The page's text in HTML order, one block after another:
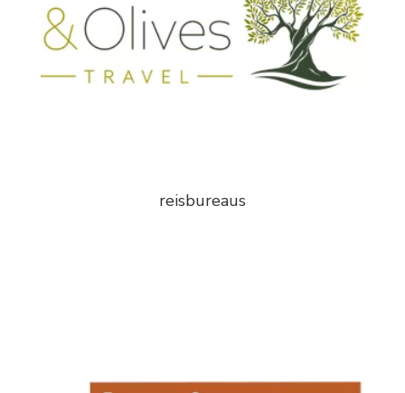
reisbureaus